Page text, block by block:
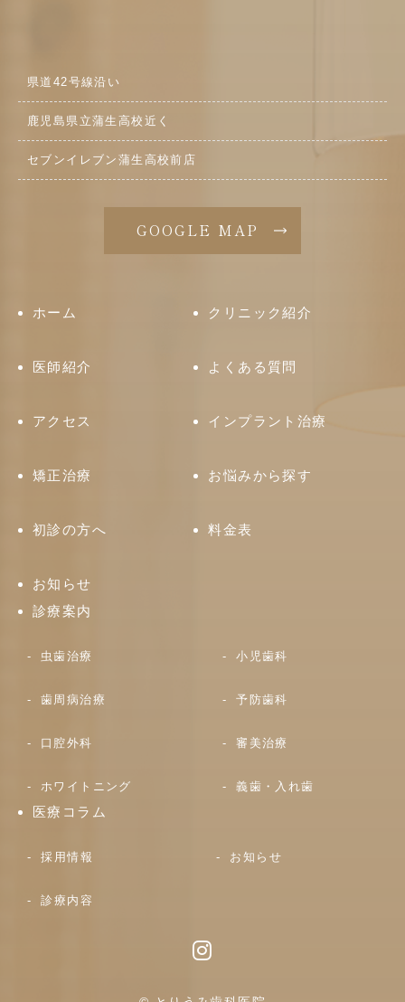
県道42号線沿い
鹿児島県立蒲生高校近く
セブンイレブン蒲生高校前店
GOOGLE MAP
ホーム クリニック紹介
医師紹介 よくある質問
アクセス インプラント治療
矯正治療 お悩みから探す
初診の方へ 料金表
お知らせ
診療案内
虫歯治療 小児歯科
歯周病治療 予防歯科
口腔外科 審美治療
ホワイトニング 義歯・入れ歯
医療コラム
採用情報 お知らせ
診療内容